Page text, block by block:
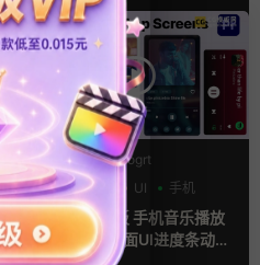
PR基本图形mogrt
PR基本图形
UI 手机
Premiere模板 手机音乐播放
器App软件界面UI进度条动画